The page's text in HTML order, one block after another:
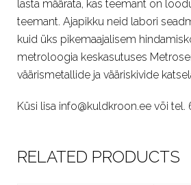
lasta määrata, kas teemant on
teemant. Ajapikku neid labori
kuid üks pikemaajalisem
metroloogia keskasutuses
väärismetallide ja vääriskivide
Küsi lisa info@kuldkroon.ee või tel.
RELATED PRODUCTS